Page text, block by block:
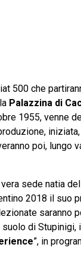
500 che
Palazzina di
1955, venne
poi, lungo
sede natia
2018 il suo
saranno
di Stupinigi,
”, in